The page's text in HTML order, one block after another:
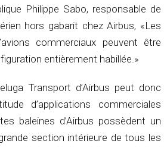
Philippe Sabo, responsable de
hors gabarit chez Airbus, «Les
commerciaux peuvent être
entièrement habillée.»
Transport d’Airbus peut donc
d’applications commerciales
baleines d’Airbus possèdent un
section intérieure de tous les